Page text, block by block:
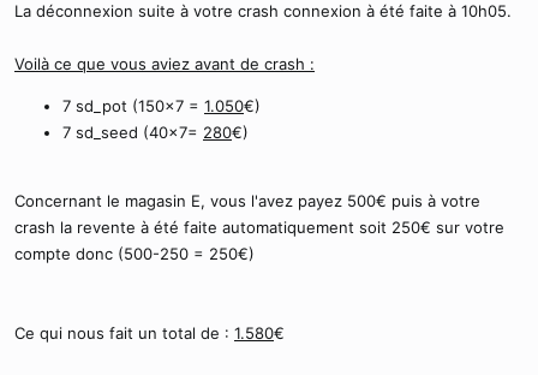
La déconnexion suite à votre crash connexion à été faite à 10h05.
Voilà ce que vous aviez avant de crash :
7 sd_pot (150x7 = 1.050€)
7 sd_seed (40x7= 280€)
Concernant le magasin E, vous l'avez payez 500€ puis à votre
crash la revente à été faite automatiquement soit 250€ sur votre
compte donc (500-250 = 250€)
Ce qui nous fait un total de : 1.580€